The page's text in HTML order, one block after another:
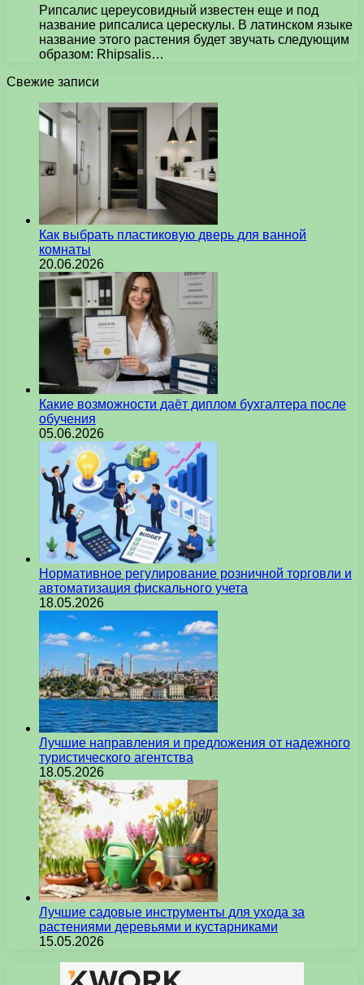
Рипсалис цереусовидный известен еще и под
название рипсалиса церескулы. В латинском языке
название этого растения будет звучать следующим
образом: Rhipsalis…
Свежие записи
Как выбрать пластиковую дверь для ванной
комнаты
20.06.2026
Какие возможности даёт диплом бухгалтера после
обучения
05.06.2026
Нормативное регулирование розничной торговли и
автоматизация фискального учета
18.05.2026
Лучшие направления и предложения от надежного
туристического агентства
18.05.2026
Лучшие садовые инструменты для ухода за
растениями деревьями и кустарниками
15.05.2026